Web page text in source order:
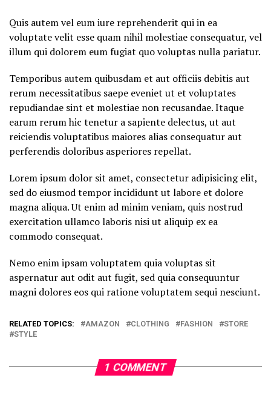
Quis autem vel eum iure reprehenderit qui in ea
voluptate velit esse quam nihil molestiae consequatur, vel
illum qui dolorem eum fugiat quo voluptas nulla pariatur.
Temporibus autem quibusdam et aut officiis debitis aut
rerum necessitatibus saepe eveniet ut et voluptates
repudiandae sint et molestiae non recusandae. Itaque
earum rerum hic tenetur a sapiente delectus, ut aut
reiciendis voluptatibus maiores alias consequatur aut
perferendis doloribus asperiores repellat.
Lorem ipsum dolor sit amet, consectetur adipisicing elit,
sed do eiusmod tempor incididunt ut labore et dolore
magna aliqua. Ut enim ad minim veniam, quis nostrud
exercitation ullamco laboris nisi ut aliquip ex ea
commodo consequat.
Nemo enim ipsam voluptatem quia voluptas sit
aspernatur aut odit aut fugit, sed quia consequuntur
magni dolores eos qui ratione voluptatem sequi nesciunt.
RELATED TOPICS: AMAZON CLOTHING FASHION
STORE
STYLE
1 COMMENT